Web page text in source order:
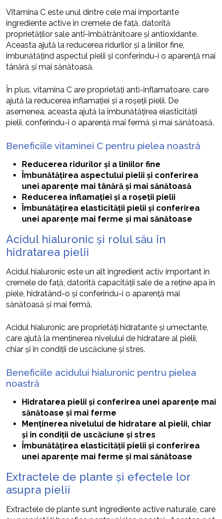
Vitamina C este unul dintre cele mai importante
ingrediente active în cremele de față, datorită
proprietăților sale anti-îmbătrânitoare și antioxidante.
Aceasta ajută la reducerea ridurilor și a liniilor fine,
îmbunătățind aspectul pielii și conferindu-i o aparență mai
tânără și mai sănătoasă.
În plus, vitamina C are proprietăți anti-inflamatoare, care
ajută la reducerea inflamației și a roșeții pielii. De
asemenea, aceasta ajută la îmbunătățirea elasticității
pielii, conferindu-i o aparență mai fermă și mai sănătoasă.
Beneficiile vitaminei C pentru pielea noastră
Reducerea ridurilor și a liniilor fine
Îmbunătățirea aspectului pielii și conferirea
unei aparențe mai tânără și mai sănătoasă
Reducerea inflamației și a roșeții pielii
Îmbunătățirea elasticității pielii și conferirea
unei aparențe mai ferme și mai sănătoase
Acidul hialuronic și rolul său în
hidratarea pielii
Acidul hialuronic este un alt ingredient activ important în
cremele de față, datorită capacității sale de a reține apa în
piele, hidratând-o și conferindu-i o aparență mai
sănătoasă și mai fermă.
Acidul hialuronic are proprietăți hidratante și umectante,
care ajută la menținerea nivelului de hidratare al pielii,
chiar și în condiții de uscăciune și stres.
Beneficiile acidului hialuronic pentru pielea
noastră
Hidratarea pielii și conferirea unei aparențe mai
sănătoase și mai ferme
Menținerea nivelului de hidratare al pielii, chiar
și în condiții de uscăciune și stres
Îmbunătățirea elasticității pielii și conferirea
unei aparențe mai ferme și mai sănătoase
Extractele de plante și efectele lor
asupra pielii
Extractele de plante sunt ingrediente active naturale, care